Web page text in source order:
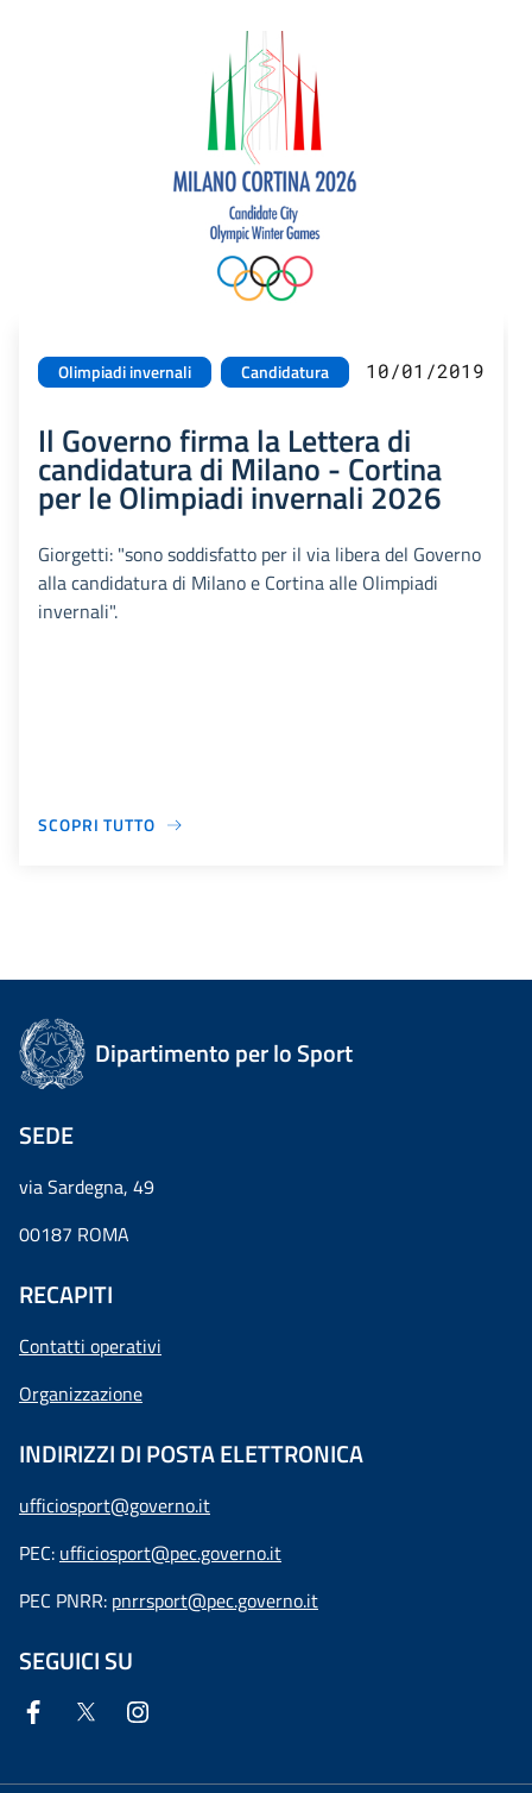
Olimpiadi invernali Candidatura 10/01/2019
Il Governo firma la Lettera di
candidatura di Milano - Cortina
per le Olimpiadi invernali 2026
Giorgetti: "sono soddisfatto per il via libera del Governo
alla candidatura di Milano e Cortina alle Olimpiadi
invernali".
SCOPRI TUTTO
Dipartimento per lo Sport
SEDE
via Sardegna, 49
00187 ROMA
RECAPITI
Contatti operativi
Organizzazione
INDIRIZZI DI POSTA ELETTRONICA
ufficiosport@governo.it
PEC: ufficiosport@pec.governo.it
PEC PNRR: pnrrsport@pec.governo.it
SEGUICI SU